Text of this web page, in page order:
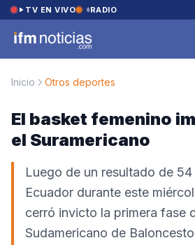
Saltar al contenido
TV EN VIVO RADIO
Inicio Otros deportes
El basket femenino
el Suramericano
Luego de un resultado de
Ecuador durante este
cerró invicto la primera fase
Sudamericano de